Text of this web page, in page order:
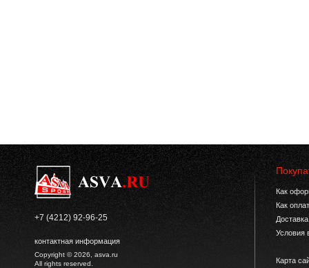
+7 (4212) 92-96-25
контактная информация
Copyright © 2026, asva.ru
All rights reserved.
Как
Как
Условия
Карта